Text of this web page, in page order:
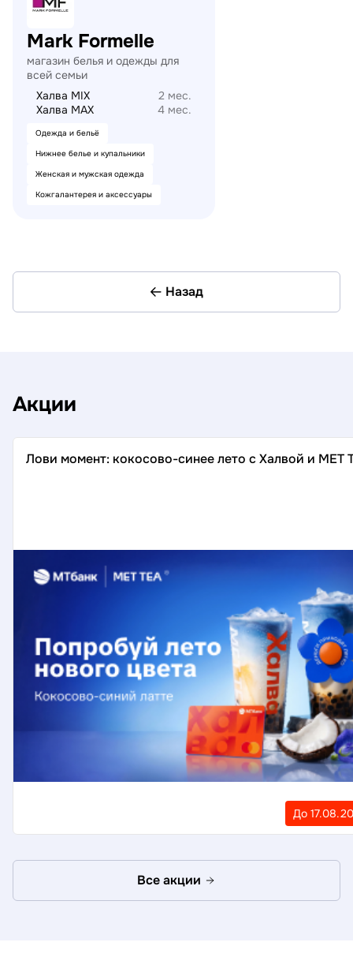
Mark Formelle
магазин белья и одежды для
всей семьи
Халва MIX
2 мес.
Халва MAX
4 мес.
Одежда и бельё
Нижнее белье и купальники
Женская и мужская одежда
Кожгалантерея и аксессуары
Назад
Акции
Лови момент: кокосово-синее лето с Халвой и MET
До
Все акции